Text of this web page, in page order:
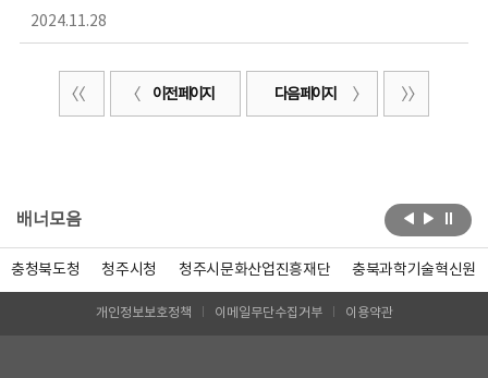
2024.11.28
이전 페이지 다음 페이지
배너모음
충청북도청 청주시청 청주시문화산업진흥재단 충북과학기술혁신원
개인정보보호정책 이메일무단수집거부 이용약관